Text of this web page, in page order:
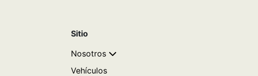
Sitio
Nosotros
Vehículos